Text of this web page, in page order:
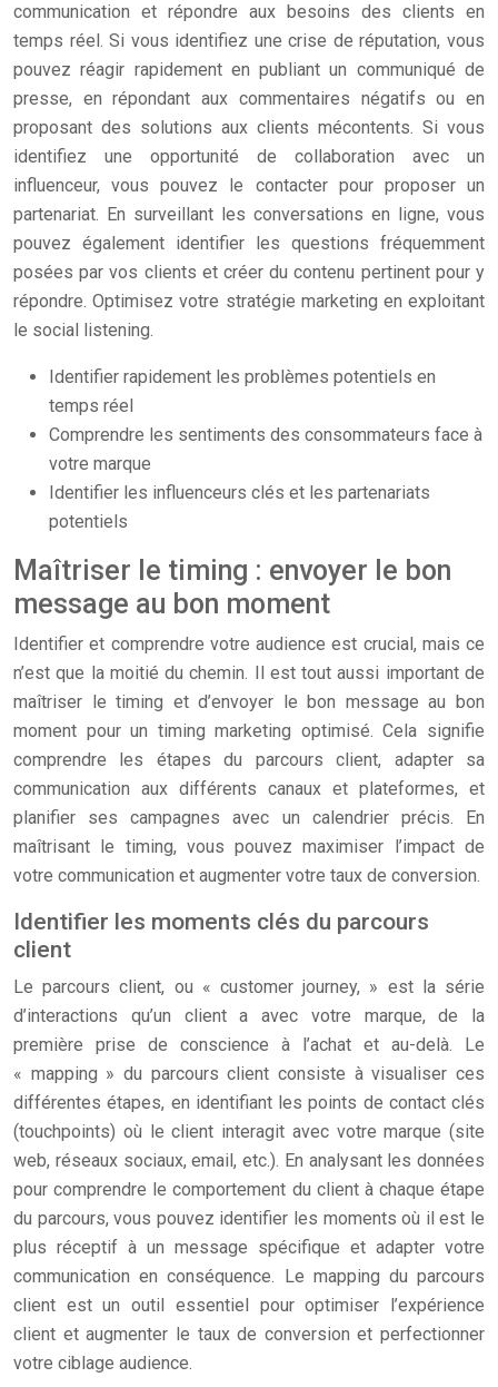
communication et répondre aux besoins des clients en
temps réel. Si vous identifiez une crise de réputation, vous
pouvez réagir rapidement en publiant un communiqué de
presse, en répondant aux commentaires négatifs ou en
proposant des solutions aux clients mécontents. Si vous
identifiez une opportunité de collaboration avec un
influenceur, vous pouvez le contacter pour proposer un
partenariat. En surveillant les conversations en ligne, vous
pouvez également identifier les questions fréquemment
posées par vos clients et créer du contenu pertinent pour y
répondre. Optimisez votre stratégie marketing en exploitant
le social listening.
Identifier rapidement les problèmes potentiels en
temps réel
Comprendre les sentiments des consommateurs face à
votre marque
Identifier les influenceurs clés et les partenariats
potentiels
Maîtriser le timing : envoyer le bon
message au bon moment
Identifier et comprendre votre audience est crucial, mais ce
n’est que la moitié du chemin. Il est tout aussi important de
maîtriser le timing et d’envoyer le bon message au bon
moment pour un timing marketing optimisé. Cela signifie
comprendre les étapes du parcours client, adapter sa
communication aux différents canaux et plateformes, et
planifier ses campagnes avec un calendrier précis. En
maîtrisant le timing, vous pouvez maximiser l’impact de
votre communication et augmenter votre taux de conversion.
Identifier les moments clés du parcours
client
Le parcours client, ou « customer journey, » est la série
d’interactions qu’un client a avec votre marque, de la
première prise de conscience à l’achat et au-delà. Le
« mapping » du parcours client consiste à visualiser ces
différentes étapes, en identifiant les points de contact clés
(touchpoints) où le client interagit avec votre marque (site
web, réseaux sociaux, email, etc.). En analysant les données
pour comprendre le comportement du client à chaque étape
du parcours, vous pouvez identifier les moments où il est le
plus réceptif à un message spécifique et adapter votre
communication en conséquence. Le mapping du parcours
client est un outil essentiel pour optimiser l’expérience
client et augmenter le taux de conversion et perfectionner
votre ciblage audience.